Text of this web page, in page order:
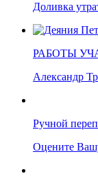
Доливка
РАБОТЫ
Александр
Ручной
Оцените